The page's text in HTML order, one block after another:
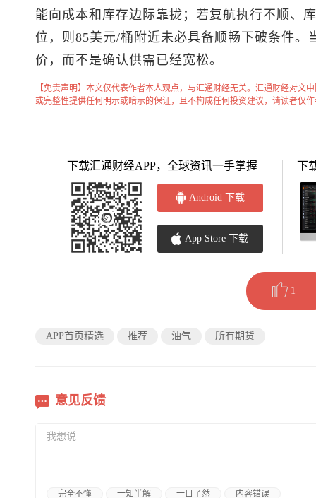
能向成本和库存边际靠拢；若复航执行不顺、
位，则85美元/桶附近未必具备顺畅下破条件
价，而不是确认供需已经宽松。
【免责声明】本文仅代表作者本人观点，与汇通财经无关。汇通财经对文
或完整性提供任何明示或暗示的保证，且不构成任何投资建议，请读者仅
下载汇通财经APP，全球资讯一手掌握
Android 下载
App Store 下载
下
1
APP首页精选 推荐 油气 所有期货
意见反馈
完全不懂 一知半解 一目了然 内容错误